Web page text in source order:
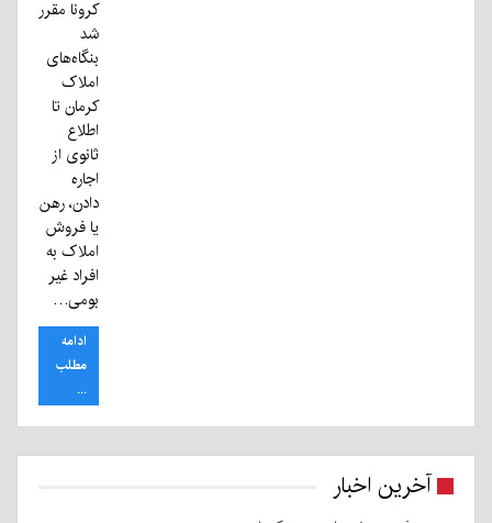
کرونا مقرر
شد
بنگاه‌های
املاک
کرمان تا
اطلاع
ثانوی از
اجاره
دادن، رهن
یا فروش
املاک به
افراد غیر
بومی…
ادامه
مطلب
...
آخرین اخبار